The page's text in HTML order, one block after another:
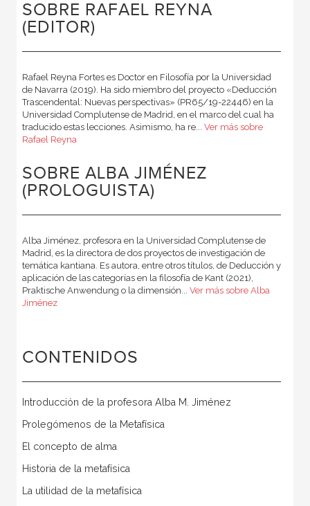
SOBRE RAFAEL REYNA
(EDITOR)
Rafael Reyna Fortes es Doctor en Filosofía por la Universidad
de Navarra (2019). Ha sido miembro del proyecto «Deducción
Trascendental: Nuevas perspectivas» (PR65/19-22446) en la
Universidad Complutense de Madrid, en el marco del cual ha
traducido estas lecciones. Asimismo, ha re... Ver más sobre
Rafael Reyna
SOBRE ALBA JIMÉNEZ
(PROLOGUISTA)
Alba Jiménez, profesora en la Universidad Complutense de
Madrid, es la directora de dos proyectos de investigación de
temática kantiana. Es autora, entre otros títulos, de Deducción y
aplicación de las categorías en la filosofía de Kant (2021),
Praktische Anwendung o la dimensión... Ver más sobre Alba
Jiménez
CONTENIDOS
Introducción de la profesora Alba M. Jiménez
Prolegómenos de la Metafísica
El concepto de alma
Historia de la metafísica
La utilidad de la metafísica